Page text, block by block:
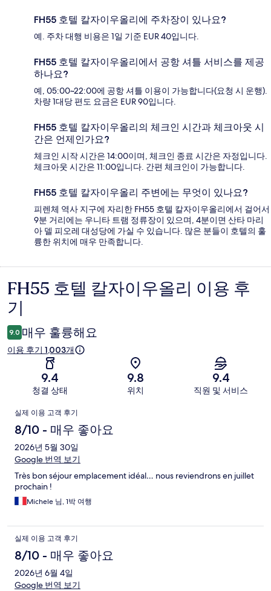
FH55 호텔 칼자이우올리에 주차장이 있나요?
예. 주차 대행 비용은 1일 기준 EUR 40입니다.
FH55 호텔 칼자이우올리에서 공항 셔틀 서비스를 제공
하나요?
예, 05:00~22:00에 공항 셔틀 이용이 가능합니다(요청 시 운행).
차량 1대당 편도 요금은 EUR 90입니다.
FH55 호텔 칼자이우올리의 체크인 시간과 체크아웃 시
간은 언제인가요?
체크인 시작 시간은 14:00이며, 체크인 종료 시간은 자정입니다.
체크아웃 시간은 11:00입니다. 간편 체크인이 가능합니다.
FH55 호텔 칼자이우올리 주변에는 무엇이 있나요?
피렌체 역사 지구에 자리한 FH55 호텔 칼자이우올리에서 걸어서
9분 거리에는 우니타 트램 정류장이 있으며, 4분이면 산타 마리
아 델 피오레 대성당에 가실 수 있습니다. 많은 분들이 호텔의 훌
륭한 위치에 매우 만족합니다.
이
용
후
기
FH55 호텔 칼자이우올리 이용 후
기
9.0 매우 훌륭해요
이용 후기 1,003개
9.4
청결 상태
9.8
위치
9.4
직원 및 서비스
이
용
후
기
실제 이용 고객 후기
8/10 - 매우 좋아요
2026년 5월 30일
Google 번역 보기
Très bon séjour emplacement idéal… nous reviendrons en juillet
prochain !
Michele 님, 1박 여행
실제 이용 고객 후기
8/10 - 매우 좋아요
2026년 6월 4일
Google 번역 보기